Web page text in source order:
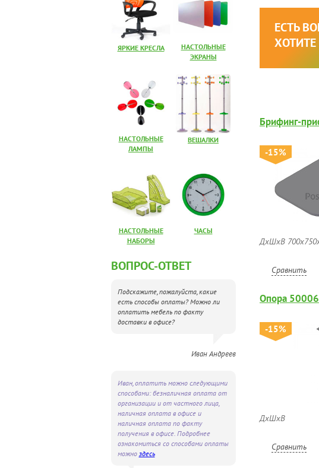
ЯРКИЕ КРЕСЛА
НАСТОЛЬНЫЕ
ЭКРАНЫ
НАСТОЛЬНЫЕ
ЛАМПЫ
ВЕШАЛКИ
НАСТОЛЬНЫЕ
НАБОРЫ
ЧАСЫ
ВОПРОС-ОТВЕТ
Подскажите, пожалуйста, какие
есть способы оплаты? Можно ли
оплатить мебель по факту
доставки в офисе?
Иван Андреев
Иван, оплатить можно следующими
способами: безналичная оплата от
организации и от частного лица,
наличная оплата в офисе и
наличная оплата по факту
получения в офисе. Подробнее
ознакомиться со способами оплаты
можно здесь
ЕСТЬ
ХОТИТЕ
Брифинг-
-15%
ДхШхВ
Сравнить
Опора 50006
-15%
ДхШхВ
Сравнить